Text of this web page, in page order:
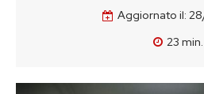
Aggiornato il:
23 min.